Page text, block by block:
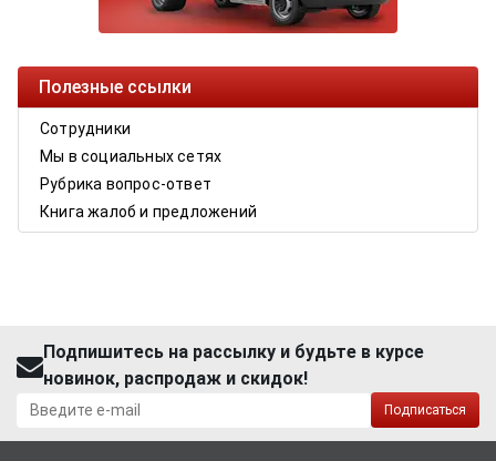
Полезные ссылки
Сотрудники
Мы в социальных сетях
Рубрика вопрос-ответ
Книга жалоб и предложений
Подпишитесь на рассылку и будьте в курсе
новинок, распродаж и скидок!
Подписаться